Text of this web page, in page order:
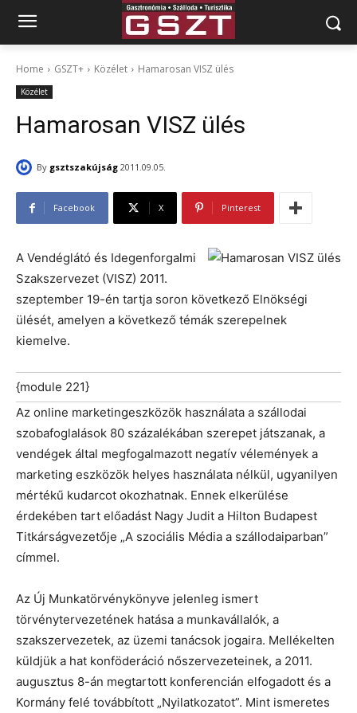
Home GSZT+ Közélet Hamarosan VISZ ülés
Közélet
Hamarosan VISZ ülés
By gsztszakújság 2011.09.05.
Facebook X Pinterest
A Vendéglátó és Idegenforgalmi
Szakszervezet (VISZ) 2011.
szeptember 19-én tartja soron következő Elnökségi
ülését, amelyen a következő témák szerepelnek
kiemelve.
{module 221}
Az online marketingeszközök használata a szállodai
szobafoglalások 80 százalékában szerepet játszanak, a
vendégek által megfogalmazott negatív vélemények a
marketing eszközök helyes használata nélkül, ugyanilyen
mértékű kudarcot okozhatnak. Ennek elkerülése
érdekében tart előadást Nagy Judit a Hilton Budapest
Titkárságvezetője „A szociális Média a szállodaiparban”
címmel.
Az Új Munkatörvénykönyve jelenleg ismert
törvénytervezetének hatása a munkavállalók, a
szakszervezetek, az üzemi tanácsok jogaira. Mellékelten
küldjük a hat konföderáció nőszervezeteinek, a 2011.
augusztus 8-án megtartott konferencián elfogadott és a
Kormány felé továbbított „Nyilatkozatot”. Mint ismeretes